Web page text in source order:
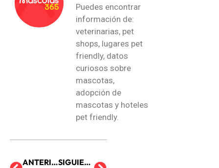
Puedes encontrar
información de:
veterinarias, pet
shops, lugares pet
friendly, datos
curiosos sobre
mascotas,
adopción de
mascotas y hoteles
pet friendly.
ANTERIOR SIGUIENTE